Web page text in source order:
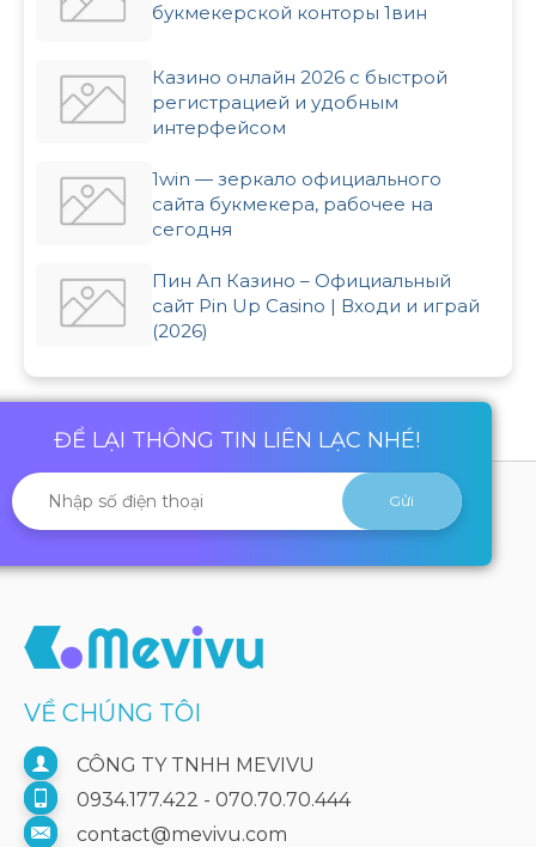
букмекерской конторы 1вин
Казино онлайн 2026 с быстрой
регистрацией и удобным
интерфейсом
1win — зеркало официального
сайта букмекера, рабочее на
сегодня
Пин Ап Казино – Официальный
сайт Pin Up Casino | Входи и играй
(2026)
ĐỂ LẠI THÔNG TIN LIÊN LẠC NHÉ!
VỀ CHÚNG TÔI
CÔNG TY TNHH MEVIVU
0934.177.422 - 070.70.70.444
contact@mevivu.com